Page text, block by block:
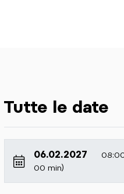
Tutte le date
06.02.2027
00 min)